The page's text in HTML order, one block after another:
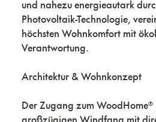
und nahezu energieautark
Photovoltaik-Technologie,
höchsten Wohnkomfort mit
Verantwortung.
Architektur & Wohnkonzept
Der Zugang zum WoodHome®